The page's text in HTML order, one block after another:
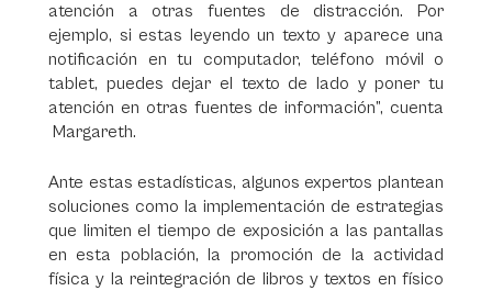
atención a otras fuentes de distracción. Por
ejemplo, si estas leyendo un texto y aparece una
notificación en tu computador, teléfono móvil o
tablet, puedes dejar el texto de lado y poner tu
atención en otras fuentes de información”, cuenta
Margareth.
Ante estas estadísticas, algunos expertos plantean
soluciones como la implementación de estrategias
que limiten el tiempo de exposición a las pantallas
en esta población, la promoción de la actividad
física y la reintegración de libros y textos en físico